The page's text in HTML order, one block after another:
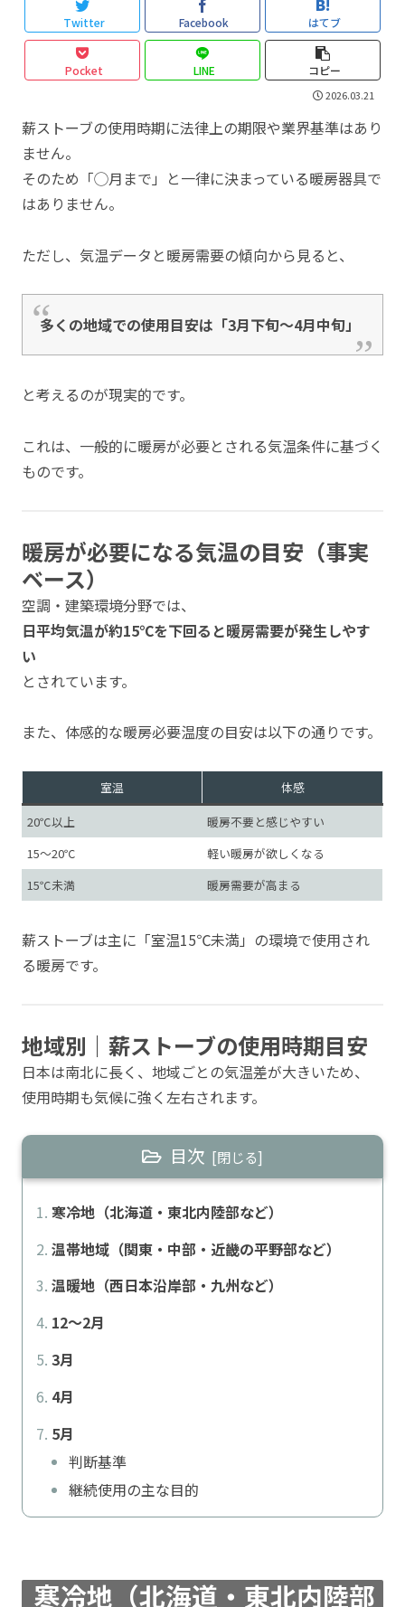
Twitter Facebook はてブ
Pocket LINE コピー
2026.03.21
薪ストーブの使用時期に法律上の期限や業界基準はあり
ません。
そのため「◯月まで」と一律に決まっている暖房器具で
はありません。
ただし、気温データと暖房需要の傾向から見ると、
多くの地域での使用目安は「3月下旬〜4月中旬」
と考えるのが現実的です。
これは、一般的に暖房が必要とされる気温条件に基づく
ものです。
暖房が必要になる気温の目安（事実
ベース）
空調・建築環境分野では、
日平均気温が約15℃を下回ると暖房需要が発生しやす
い
とされています。
また、体感的な暖房必要温度の目安は以下の通りです。
室温
体感
20℃以上
暖房不要と感じやすい
15〜20℃
軽い暖房が欲しくなる
15℃未満
暖房需要が高まる
薪ストーブは主に「室温15℃未満」の環境で使用され
る暖房です。
地域別｜薪ストーブの使用時期目安
日本は南北に長く、地域ごとの気温差が大きいため、
使用時期も気候に強く左右されます。
目次
寒冷地（北海道・東北内陸部など）
温帯地域（関東・中部・近畿の平野部など）
温暖地（西日本沿岸部・九州など）
12〜2月
3月
4月
5月
判断基準
継続使用の主な目的
寒冷地（北海道・東北内陸部